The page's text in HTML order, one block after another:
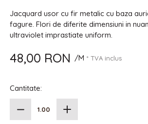
Jacquard usor cu fir metalic cu baza
fagure. Flori de diferite dimensiuni in
ultraviolet imprastiate uniform.
48,00 RON /M * TVA inclus
Cantitate: